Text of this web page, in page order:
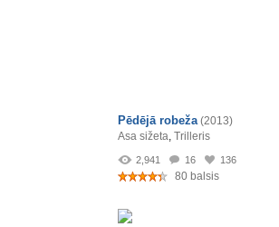
Pēdējā robeža (2013)
Asa sižeta, Trilleris
2,941 16 136
80 balsis